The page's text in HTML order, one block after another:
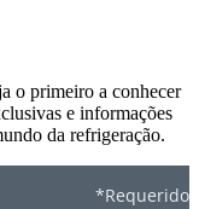
o primeiro a conhecer
e informações
da refrigeração.
*Requerido